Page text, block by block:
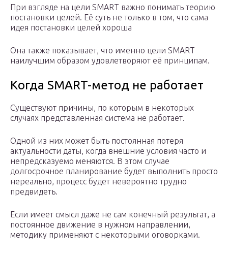
При взгляде на цели SMART важно понимать теорию
постановки целей. Её суть не только в том, что сама
идея постановки целей хороша
Она также показывает, что именно цели SMART
наилучшим образом удовлетворяют её принципам.
Когда SMART-метод не работает
Существуют причины, по которым в некоторых
случаях представленная система не работает.
Одной из них может быть постоянная потеря
актуальности даты, когда внешние условия часто и
непредсказуемо меняются. В этом случае
долгосрочное планирование будет выполнить просто
нереально, процесс будет невероятно трудно
предвидеть.
Если имеет смысл даже не сам конечный результат, а
постоянное движение в нужном направлении,
методику применяют с некоторыми оговорками.